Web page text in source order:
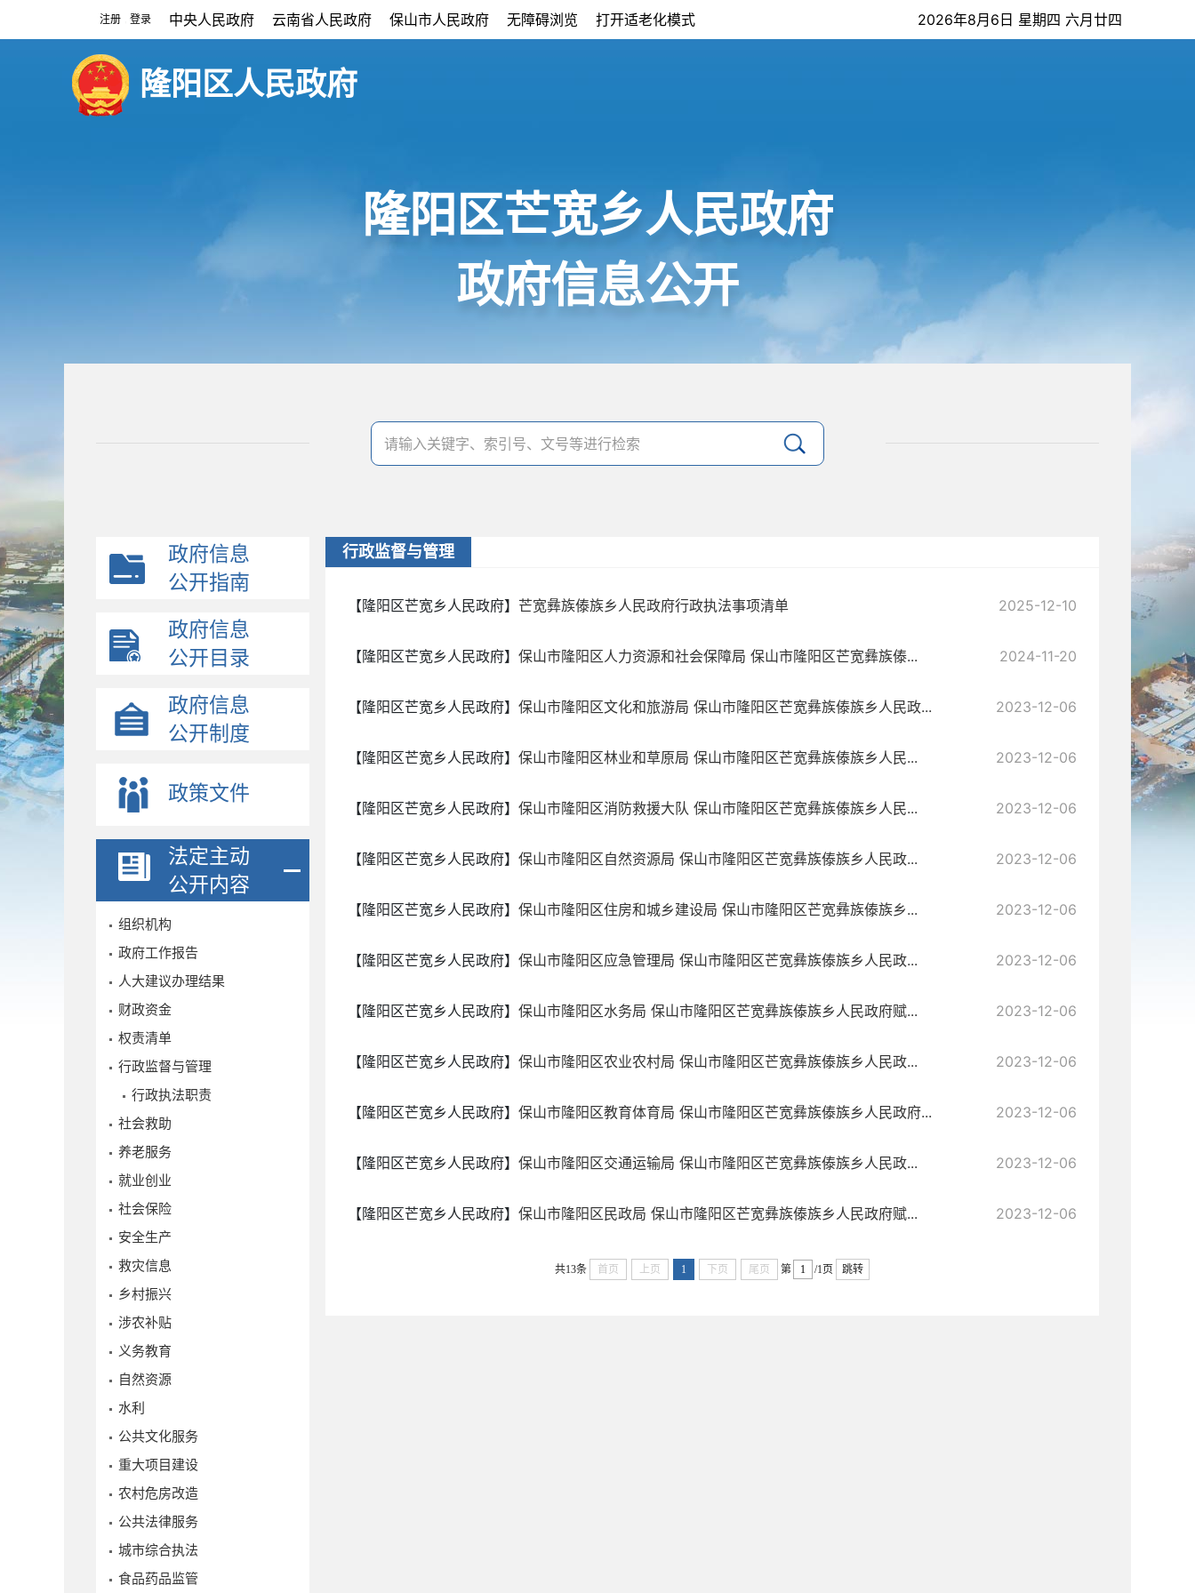
注册 登录 中央人民政府 云南省人民政府 保山市人民政府 无障碍浏览 打开适老化模式 2026年8月6日 星期四 六月廿四
隆阳区人民政府
隆阳区芒宽乡人民政府
政府信息公开
政府信息
公开指南
政府信息
公开目录
政府信息
公开制度
政策文件
法定主动
公开内容
组织机构
政府工作报告
人大建议办理结果
财政资金
权责清单
行政监督与管理
行政执法职责
社会救助
养老服务
就业创业
社会保险
安全生产
救灾信息
乡村振兴
涉农补贴
义务教育
自然资源
水利
公共文化服务
重大项目建设
农村危房改造
公共法律服务
城市综合执法
食品药品监管
行政监督与管理
【隆阳区芒宽乡人民政府】 芒宽彝族傣族乡人民政府行政执法事项清单 2025-12-10
【隆阳区芒宽乡人民政府】 保山市隆阳区人力资源和社会保障局 保山市隆阳区芒宽彝族傣... 2024-11-20
【隆阳区芒宽乡人民政府】 保山市隆阳区文化和旅游局 保山市隆阳区芒宽彝族傣族乡人民政... 2023-12-06
【隆阳区芒宽乡人民政府】 保山市隆阳区林业和草原局 保山市隆阳区芒宽彝族傣族乡人民... 2023-12-06
【隆阳区芒宽乡人民政府】 保山市隆阳区消防救援大队 保山市隆阳区芒宽彝族傣族乡人民... 2023-12-06
【隆阳区芒宽乡人民政府】 保山市隆阳区自然资源局 保山市隆阳区芒宽彝族傣族乡人民政... 2023-12-06
【隆阳区芒宽乡人民政府】 保山市隆阳区住房和城乡建设局 保山市隆阳区芒宽彝族傣族乡... 2023-12-06
【隆阳区芒宽乡人民政府】 保山市隆阳区应急管理局 保山市隆阳区芒宽彝族傣族乡人民政... 2023-12-06
【隆阳区芒宽乡人民政府】 保山市隆阳区水务局 保山市隆阳区芒宽彝族傣族乡人民政府赋... 2023-12-06
【隆阳区芒宽乡人民政府】 保山市隆阳区农业农村局 保山市隆阳区芒宽彝族傣族乡人民政... 2023-12-06
【隆阳区芒宽乡人民政府】 保山市隆阳区教育体育局 保山市隆阳区芒宽彝族傣族乡人民政府... 2023-12-06
【隆阳区芒宽乡人民政府】 保山市隆阳区交通运输局 保山市隆阳区芒宽彝族傣族乡人民政... 2023-12-06
【隆阳区芒宽乡人民政府】 保山市隆阳区民政局 保山市隆阳区芒宽彝族傣族乡人民政府赋... 2023-12-06
共13条 首页 上页 1 下页 尾页 第 /1页 跳转